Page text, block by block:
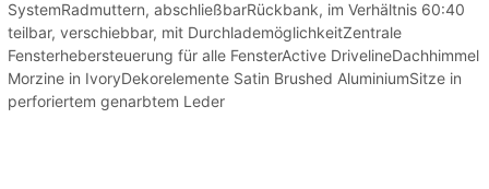
SystemRadmuttern, abschließbarRückbank, im Verhältnis 60:40
teilbar, verschiebbar, mit DurchlademöglichkeitZentrale
Fensterhebersteuerung für alle FensterActive DrivelineDachhimmel
Morzine in IvoryDekorelemente Satin Brushed AluminiumSitze in
perforiertem genarbtem Leder